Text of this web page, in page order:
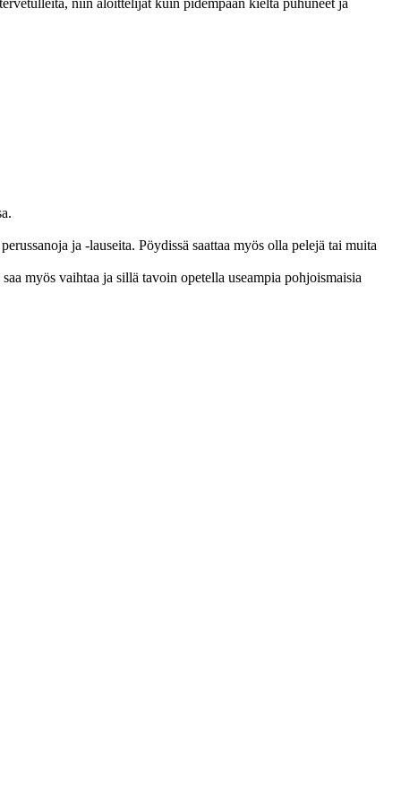
ja -lauseita. Pöydissä saattaa myös olla pelejä tai muita
myös vaihtaa ja sillä tavoin opetella useampia pohjoismaisia